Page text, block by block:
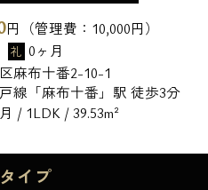
円（管理費： 10,000円）
礼 0ヶ月
麻布十番2-10-1
線「麻布十番」駅 徒歩3分
/ 1LDK / 39.53m²
イプ